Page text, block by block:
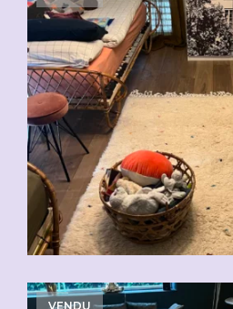
CHF620.00
VENDU